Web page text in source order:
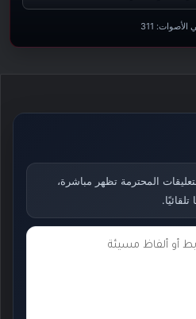
الأصوات: 311
المحترمة تظهر مباشرة،